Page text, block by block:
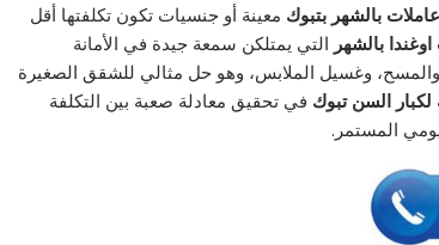
بالشهر بتبوك معينة أو جنسيات تكون تكلفتها أقل
بالشهر التي يمتلكن سمعة جيدة في الأمانة
والمسح، وغسيل الملابس، وهو حل مثالي للشقق الصغيرة
لكبار السن تبوك في تحقيق معادلة صعبة بين التكلفة
المستمر.